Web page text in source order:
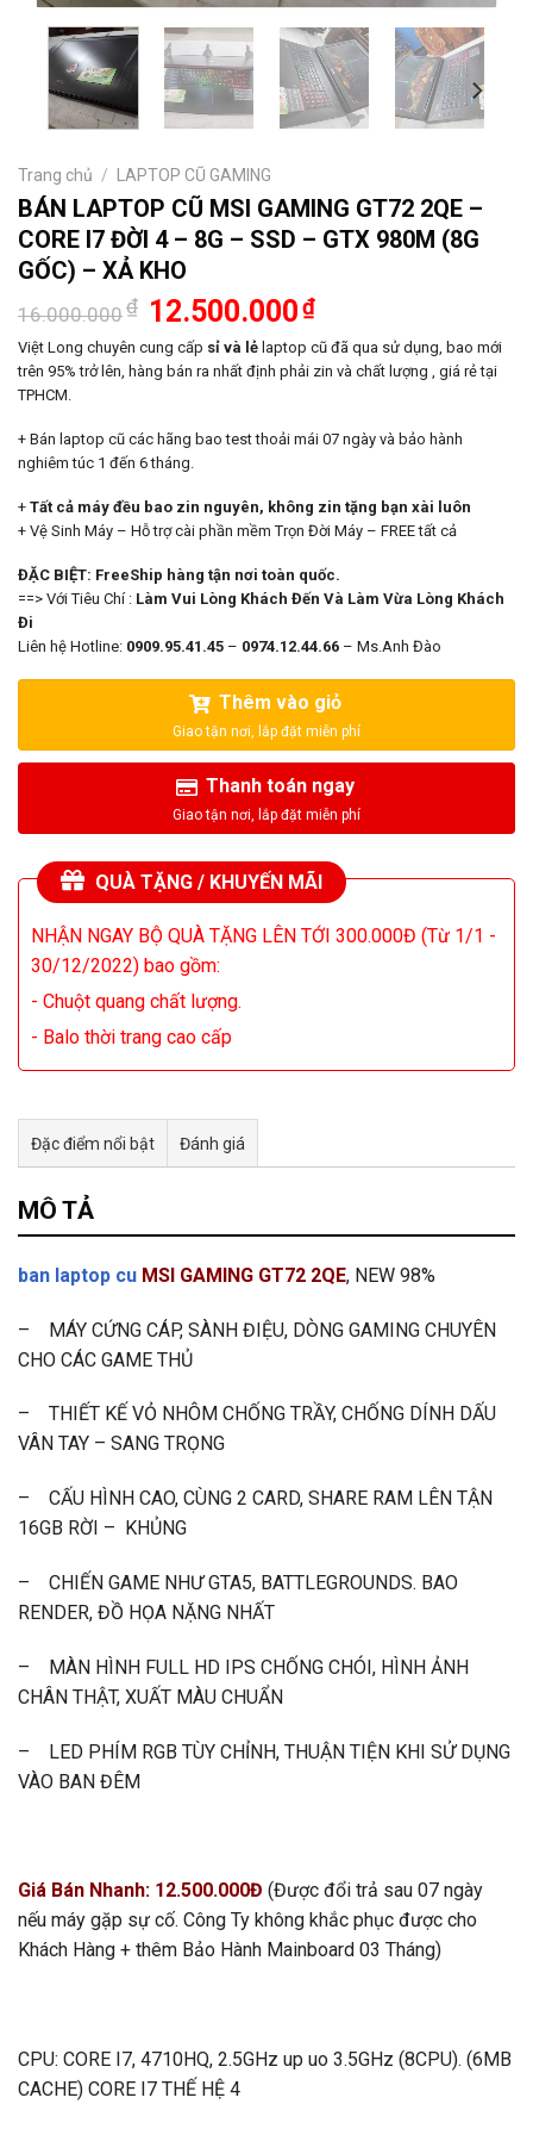
Trang chủ / LAPTOP CŨ GAMING
BÁN LAPTOP CŨ MSI GAMING GT72 2QE –
CORE I7 ĐỜI 4 – 8G – SSD – GTX 980M (8G
GỐC) – XẢ KHO
16.000.000₫ Giá
gốc
là:
16.000.000₫.
12.500.000₫Giá
tại
là:
12.500.000₫.
Việt Long chuyên cung cấp sỉ và lẻ laptop cũ đã qua sử dụng, bao mới
trên 95% trở lên, hàng bán ra nhất định phải zin và chất lượng , giá rẻ tại
TPHCM.
+ Bán laptop cũ các hãng bao test thoải mái 07 ngày và bảo hành
nghiêm túc 1 đến 6 tháng.
+ Tất cả máy đều bao zin nguyên, không zin tặng bạn xài luôn
+ Vệ Sinh Máy – Hỗ trợ cài phần mềm Trọn Đời Máy – FREE tất cả
ĐẶC BIỆT: FreeShip hàng tận nơi toàn quốc.
==> Với Tiêu Chí : Làm Vui Lòng Khách Đến Và Làm Vừa Lòng Khách
Đi
Liên hệ Hotline: 0909.95.41.45 – 0974.12.44.66 – Ms.Anh Đào
Thêm vào giỏ
Thanh toán ngay
QUÀ TẶNG / KHUYẾN MÃI
NHẬN NGAY BỘ QUÀ TẶNG LÊN TỚI 300.000Đ (Từ 1/1 -
30/12/2022) bao gồm:
- Chuột quang chất lượng.
- Balo thời trang cao cấp
Đặc điểm nổi bật Đánh giá
Tư vấn & bán hàng qua Facebook
MÔ TẢ
ban laptop cu MSI GAMING GT72 2QE, NEW 98%
– MÁY CỨNG CÁP, SÀNH ĐIỆU, DÒNG GAMING CHUYÊN
CHO CÁC GAME THỦ
– THIẾT KẾ VỎ NHÔM CHỐNG TRẦY, CHỐNG DÍNH DẤU
VÂN TAY – SANG TRỌNG
– CẤU HÌNH CAO, CÙNG 2 CARD, SHARE RAM LÊN TẬN
16GB RỜI – KHỦNG
– CHIẾN GAME NHƯ GTA5, BATTLEGROUNDS. BAO
RENDER, ĐỒ HỌA NẶNG NHẤT
– MÀN HÌNH FULL HD IPS CHỐNG CHÓI, HÌNH ẢNH
CHÂN THẬT, XUẤT MÀU CHUẨN
– LED PHÍM RGB TÙY CHỈNH, THUẬN TIỆN KHI SỬ DỤNG
VÀO BAN ĐÊM
Giá Bán Nhanh: 12.500.000Đ (Được đổi trả sau 07 ngày
nếu máy gặp sự cố. Công Ty không khắc phục được cho
Khách Hàng + thêm Bảo Hành Mainboard 03 Tháng)
CPU: CORE I7, 4710HQ, 2.5GHz up uo 3.5GHz (8CPU). (6MB
CACHE) CORE I7 THẾ HỆ 4